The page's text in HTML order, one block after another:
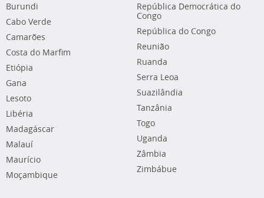
Burundi
Cabo Verde
Camarões
Costa do Marfim
Etiópia
Gana
Lesoto
Libéria
Madagáscar
Malauí
Maurício
Moçambique
República Democrática do
Congo
República do Congo
Reunião
Ruanda
Serra Leoa
Suazilândia
Tanzânia
Togo
Uganda
Zâmbia
Zimbábue